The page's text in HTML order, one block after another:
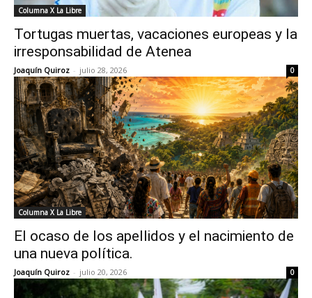
Columna X La Libre
Tortugas muertas, vacaciones europeas y la
irresponsabilidad de Atenea
Joaquín Quiroz - julio 28, 2026 0
Columna X La Libre
El ocaso de los apellidos y el nacimiento de
una nueva política.
Joaquín Quiroz - julio 20, 2026 0